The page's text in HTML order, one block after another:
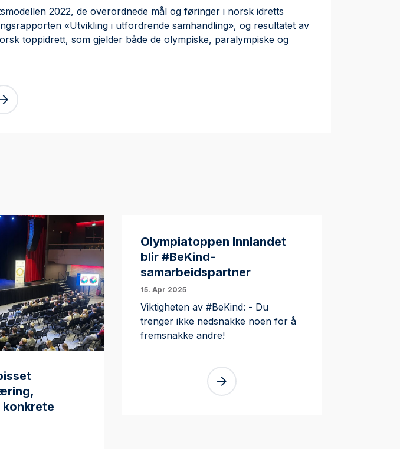
2022, de overordnede mål og føringer i norsk idretts
«Utvikling i utfordrende samhandling», og resultatet av
toppidrett, som gjelder både de olympiske, paralympiske og
Olympiatoppen Innlandet
blir #BeKind-
samarbeidspartner
15. Apr 2025
Viktigheten av #BeKind: - Du
trenger ikke nedsnakke noen for å
fremsnakke andre!